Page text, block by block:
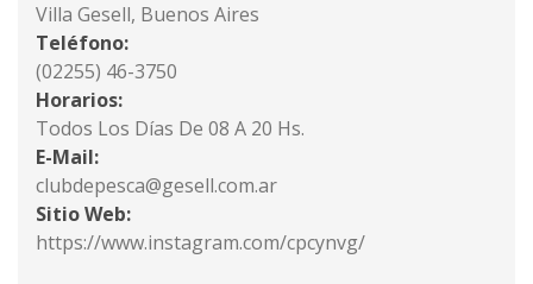
Villa Gesell, Buenos Aires
Teléfono:
(02255) 46-3750
Horarios:
Todos Los Días De 08 A 20 Hs.
E-Mail:
clubdepesca@gesell.com.ar
Sitio Web:
https://www.instagram.com/cpcynvg/